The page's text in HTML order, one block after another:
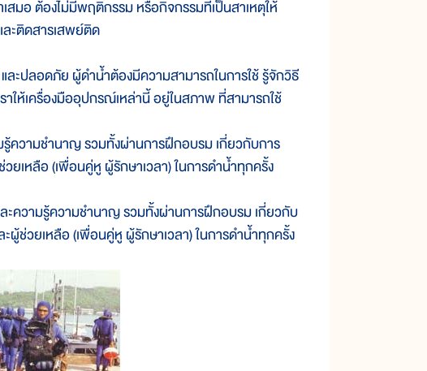
มอ ต้องไม่มีพฤติกรรม หรือกิจกรรมที่เป็นสาเหตุให้
ะติดสารเสพย์ติด
ละปลอดภัย ผู้ดำน้ำต้องมีความสามารถในการใช้ รู้จักวิธี
ให้เครื่องมืออุปกรณ์เหล่านี้ อยู่ในสภาพ ที่สามารถใช้
ความชำนาญ รวมทั้งผ่านการฝึกอบรม เกี่ยวกับการ
เหลือ (เพื่อนคู่หู ผู้รักษาเวลา) ในการดำน้ำทุกครั้ง
ความรู้ความชำนาญ รวมทั้งผ่านการฝึกอบรม เกี่ยวกับ
ช่วยเหลือ (เพื่อนคู่หู ผู้รักษาเวลา) ในการดำน้ำทุกครั้ง